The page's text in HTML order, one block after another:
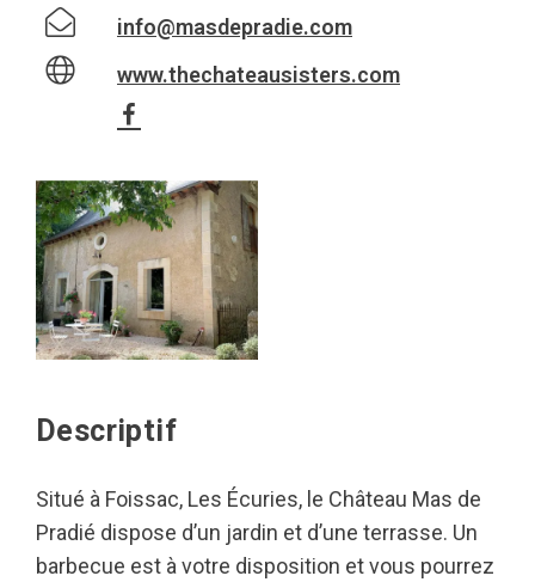
info@masdepradie.com
www.thechateausisters.com
Descriptif
Situé à Foissac, Les Écuries, le Château Mas de
Pradié dispose d’un jardin et d’une terrasse. Un
barbecue est à votre disposition et vous pourrez